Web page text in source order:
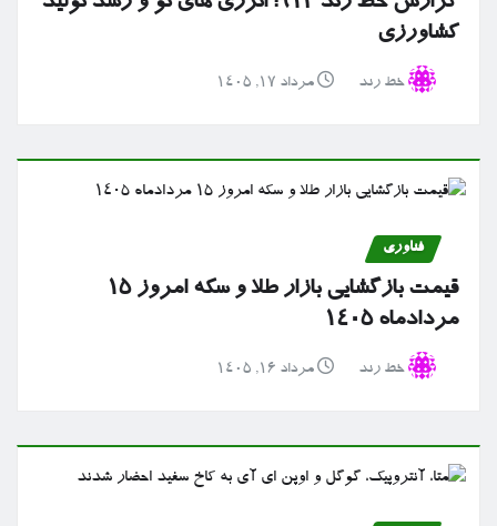
کشاورزی
خط رند مرداد ۱۷, ۱۴۰۵
فناوری
قیمت بازگشایی بازار طلا و سکه امروز ۱۵
مردادماه ۱۴۰۵
خط رند مرداد ۱۶, ۱۴۰۵